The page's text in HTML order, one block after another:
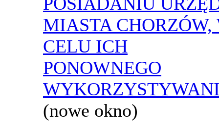
MIASTA CHORZÓW,
CELU ICH
PONOWNEGO
(nowe okno)